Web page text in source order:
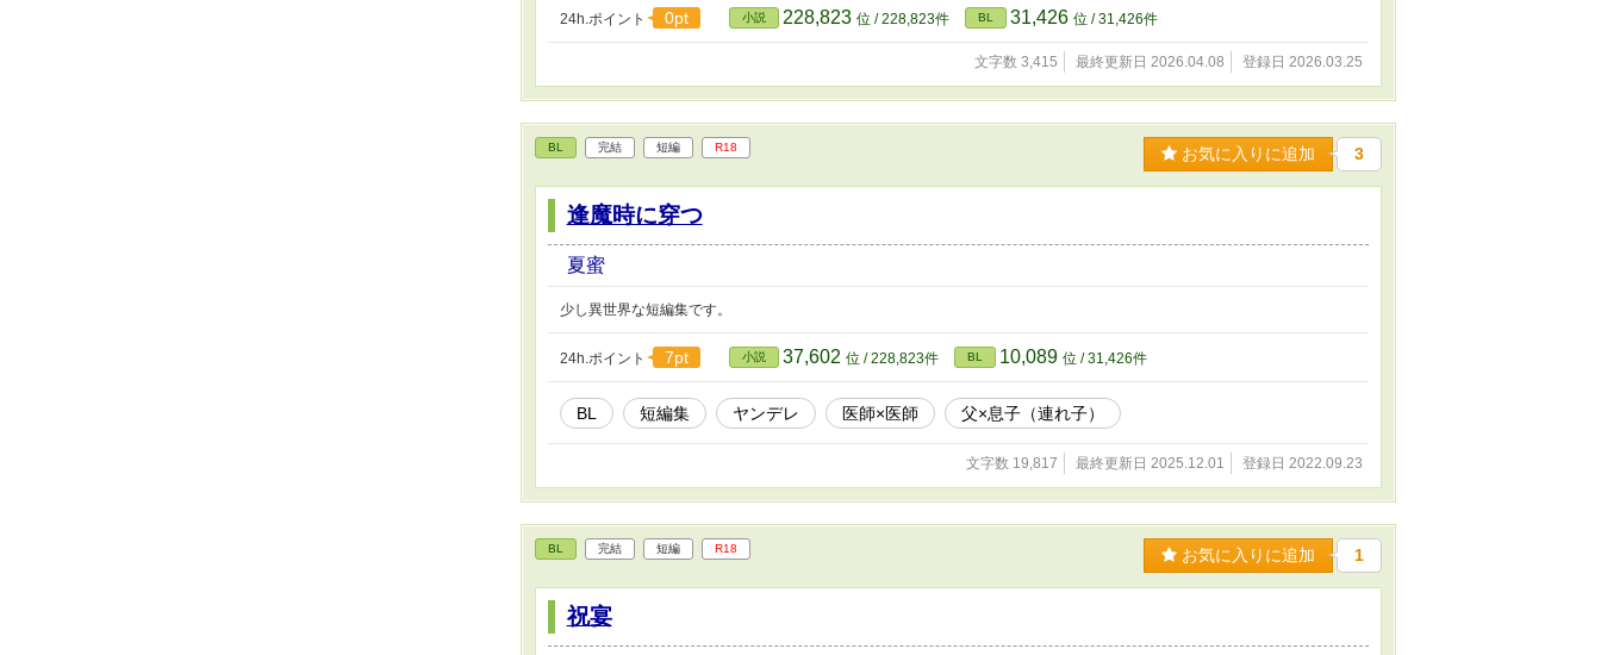
24h.ポイント 0pt 小説 228,823 位 / 228,823件 BL 31,426 位 / 31,426件
文字数 3,415 最終更新日 2026.04.08 登録日 2026.03.25
BL 完結 短編 R18 お気に入りに追加 3
逢魔時に穿つ
夏蜜
少し異世界な短編集です。
24h.ポイント 7pt 小説 37,602 位 / 228,823件 BL 10,089 位 / 31,426件
BL 短編集 ヤンデレ 医師×医師 父×息子（連れ子）
文字数 19,817 最終更新日 2025.12.01 登録日 2022.09.23
BL 完結 短編 R18 お気に入りに追加 1
祝宴